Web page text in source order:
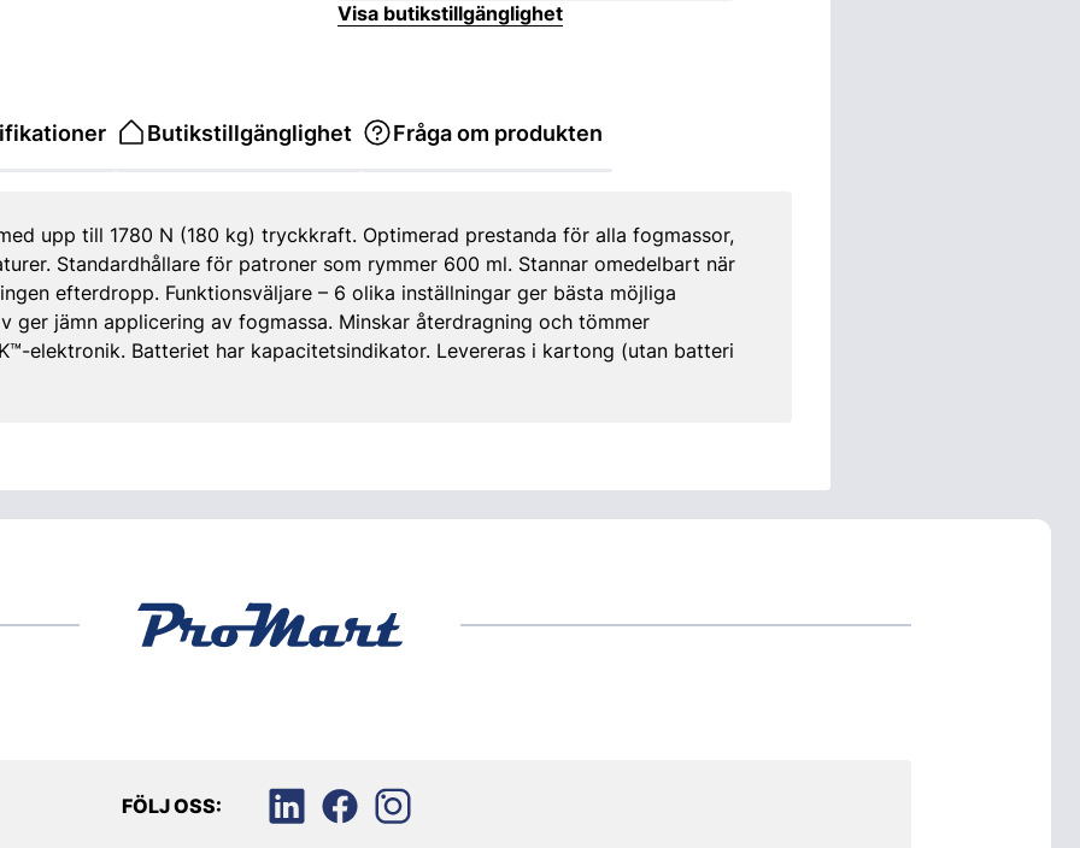
Visa butikstillgänglighet
Butikstillgänglighet Fråga om produkten
upp till 1780 N (180 kg) tryckkraft. Optimerad prestanda för alla fogmassor,
Standardhållare för patroner som rymmer 600 ml. Stannar omedelbart när
efterdropp. Funktionsväljare – 6 olika inställningar ger bästa möjliga
ger jämn applicering av fogmassa. Minskar återdragning och tömmer
elektronik. Batteriet har kapacitetsindikator. Levereras i kartong (utan batteri
FÖLJ OSS: